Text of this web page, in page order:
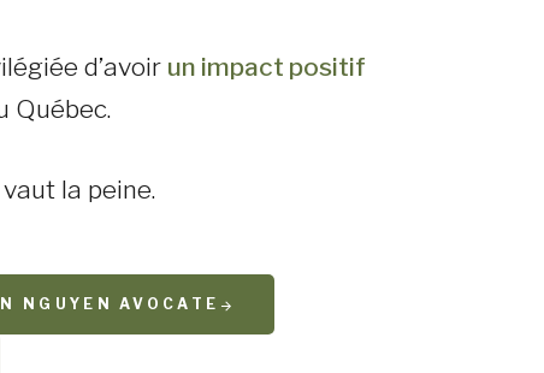
d’avoir un impact positif
Québec.
la peine.
NGUYEN AVOCATE